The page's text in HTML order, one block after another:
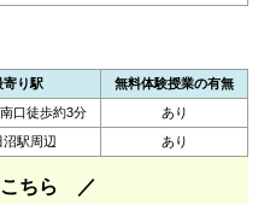
寄り駅
無料体験授業の有無
口徒歩約3分
あり
沼駅周辺 あり
ちら